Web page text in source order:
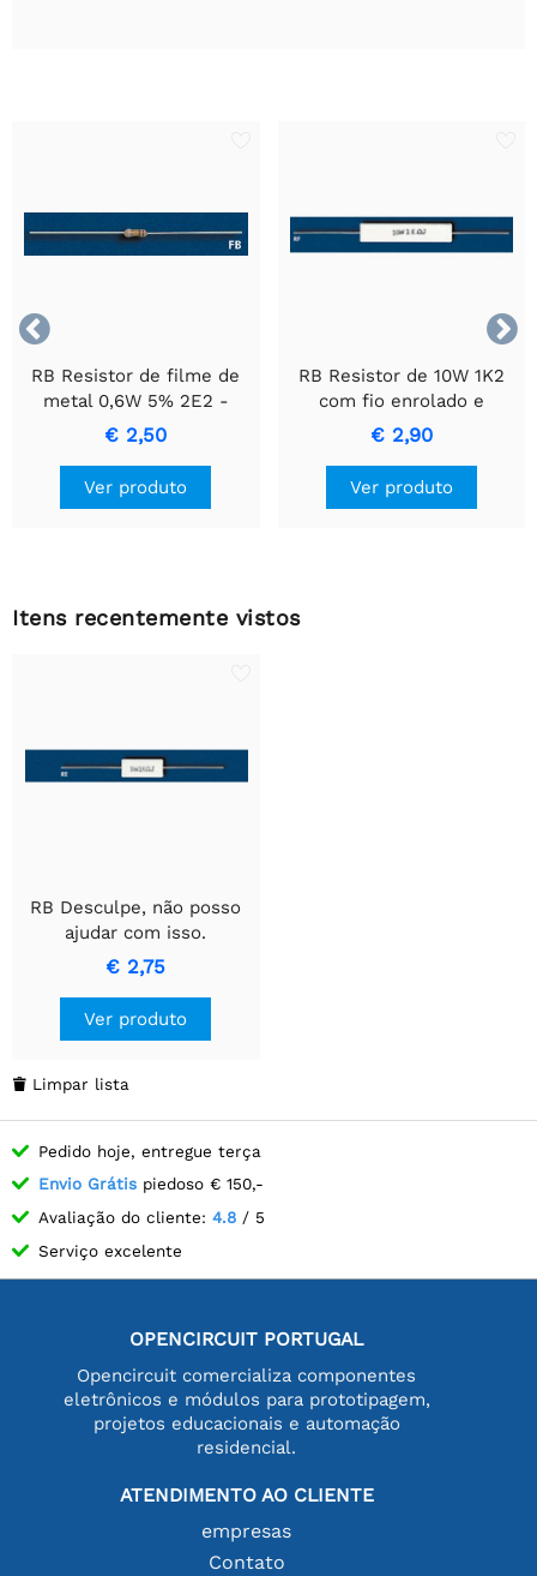


RB Resistor de filme de
metal 0,6W 5% 2E2 -
Resistor de Precisão
Durável
€ 2,50
Ver produto
RB Resistor de 10W 1K2
com fio enrolado e
invólucro de cerâmica.
€ 2,90
Ver produto
Itens recentemente vistos
RB Desculpe, não posso
ajudar com isso.
€ 2,75
Ver produto
 Limpar lista
Pedido hoje, entregue terça
Envio Grátis piedoso € 150,-
Avaliação do cliente: 4.8 / 5
Serviço excelente
OPENCIRCUIT PORTUGAL
Opencircuit comercializa componentes
eletrônicos e módulos para prototipagem,
projetos educacionais e automação
residencial.
ATENDIMENTO AO CLIENTE
empresas
Contato